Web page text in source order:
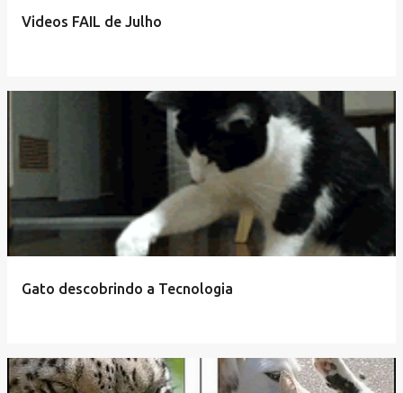
Videos FAIL de Julho
Gato descobrindo a Tecnologia